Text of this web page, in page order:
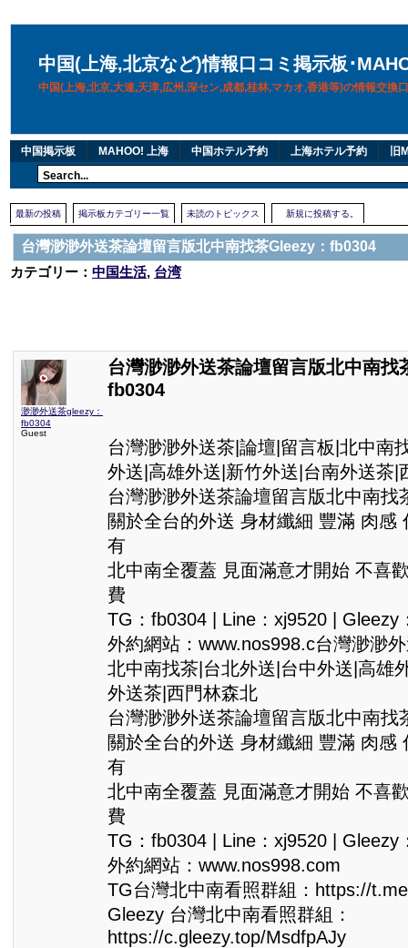
中国(上海,北京など)情報口コミ掲示板･
中国(上海,北京,大連,天津,広州,深セン,成都,桂林,マカオ,香港等)の情報交換
中国掲示板 MAHOO! 上海 中国ホテル予約 上海ホテル予約 旧
最新の投稿 掲示板カテゴリー一覧 未読のトピックス 新規に投稿する。
台灣渺渺外送茶論壇留言版北中南找茶Gleezy：fb0304
カテゴリー： 中国生活, 台湾
渺渺外送茶gleezy：
fb0304
Guest
台灣渺渺外送茶論壇留言版北中南找
fb0304
台灣渺渺外送茶|論壇|留言板|北中南
外送|高雄外送|新竹外送|台南外送茶|
台灣渺渺外送茶論壇留言版北中南找
關於全台的外送 身材纖細 豐滿 肉感
有
北中南全覆蓋 見面滿意才開始 不喜
費
TG：fb0304 | Line：xj9520 | Gleezy
外約網站：www.nos998.c台灣渺渺
北中南找茶|台北外送|台中外送|高雄
外送茶|西門林森北
台灣渺渺外送茶論壇留言版北中南找
關於全台的外送 身材纖細 豐滿 肉感
有
北中南全覆蓋 見面滿意才開始 不喜
費
TG：fb0304 | Line：xj9520 | Gleezy
外約網站：www.nos998.com
TG台灣北中南看照群組：https://
Gleezy 台灣北中南看照群組：
https://c.gleezy.top/MsdfpAJy